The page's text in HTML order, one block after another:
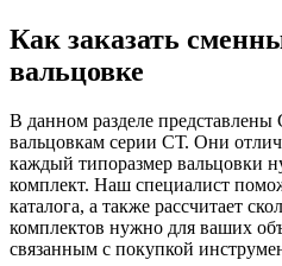
Как заказать
вальцовке
В данном разделе
вальцовкам серии СТ. Они
каждый типоразмер вальцовки
комплект. Наш специалист
каталога, а также рассчитает
комплектов нужно для ваших
связанным с покупкой